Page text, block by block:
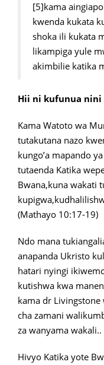
[5]kama
kwenda kukata
shoka ili kukata
likampiga yule
akimbilie katika
Hii ni kufunua nini
Kama Watoto wa
tutakutana nazo
kungo’a mapando
tutaenda Katika
Bwana,kuna wakati
(Mathayo 10:17-19)
Ndo mana
anapanda Ukristo
hatari nyingi
kutishwa kwa
kama dr
cha zamani
za wanyama wakali..
Hivyo Katika yote